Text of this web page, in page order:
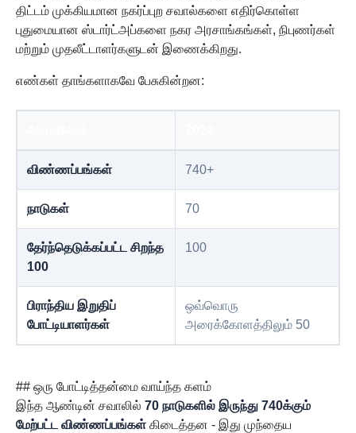
திட்டம் முக்கியமான நகர்ப்புற சவால்களை எதிர்கொள்ள
புதுமையான ஸ்டார்ட்அப்களை நகர அரசாங்கங்கள், நிபுணர்கள்
மற்றும் முதலீட்டாளர்களுடன் இணைக்கிறது.
எண்கள் தாங்களாகவே பேசுகின்றன:
விண்ணப்பங்கள் 740+
நாடுகள் 70
தேர்ந்தெடுக்கப்பட்ட சிறந்த
100
100
பிராந்திய இறுதிப்
போட்டியாளர்கள்
ஒவ்வொரு
அரைக்கோளத்திலும் 50
## ஒரு போட்டித்தன்மை வாய்ந்த களம்
இந்த ஆண்டின் சவாலில் 70 நாடுகளில் இருந்து 740க்கும்
மேற்பட்ட விண்ணப்பங்கள் கிடைத்தன - இது முந்தைய